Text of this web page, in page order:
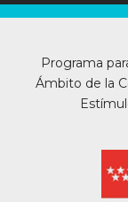
Programa
Ámbito de la